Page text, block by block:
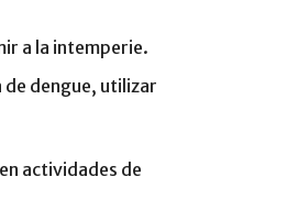
a la intemperie.
de dengue, utilizar
actividades de